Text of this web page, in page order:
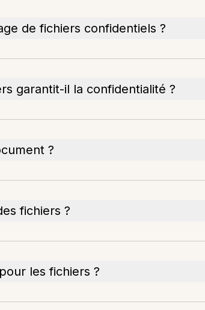
de fichiers confidentiels ?
garantit-il la confidentialité ?
?
fichiers ?
les fichiers ?